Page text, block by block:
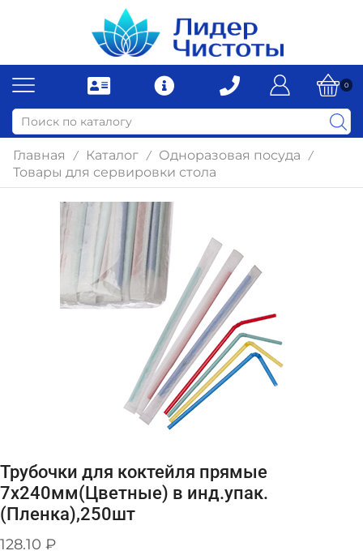
0
Главная / Каталог / Одноразовая посуда /
Товары для сервировки стола
Трубочки для коктейля прямые
7х240мм(Цветные) в инд.упак.
(Пленка),250шт
128.10 ₽